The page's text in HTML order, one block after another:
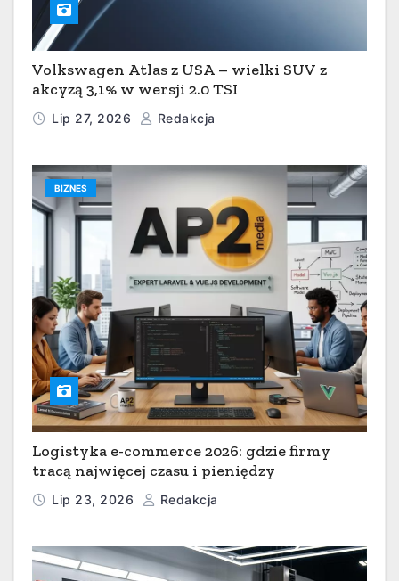
Volkswagen Atlas z USA – wielki SUV z
akcyzą 3,1% w wersji 2.0 TSI
Lip 27, 2026 Redakcja
BIZNES
Logistyka e-commerce 2026: gdzie firmy
tracą najwięcej czasu i pieniędzy
Lip 23, 2026 Redakcja